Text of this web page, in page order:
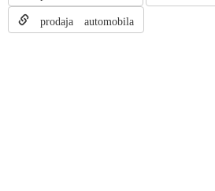
prodaja automobila